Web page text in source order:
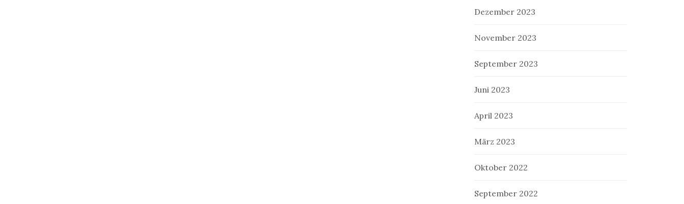
Dezember 2023
November 2023
September 2023
Juni 2023
April 2023
März 2023
Oktober 2022
September 2022